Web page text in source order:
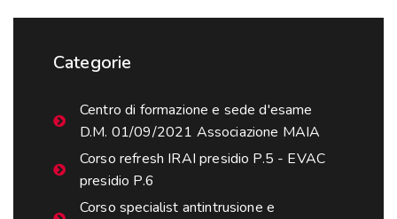
Categorie
Centro di formazione e sede d'esame
D.M. 01/09/2021 Associazione MAIA
Corso refresh IRAI presidio P.5 - EVAC
presidio P.6
Corso specialist antintrusione e